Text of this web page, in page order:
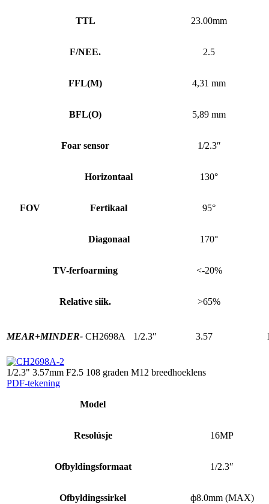
TTL 23.00mm
F/NEE. 2.5
FFL(M) 4,31 mm
BFL(O) 5,89 mm
Foar sensor 1/2.3″
FOV
Horizontaal 130°
Fertikaal 95°
Diagonaal 170°
TV-ferfoarming <-20%
Relative siik. >65%
MEAR+MINDER- CH2698A 1/2.3″ 3.57
1/2.3" 3.57mm F2.5 108 graden M12 breedhoeklens
PDF-tekening
Model
Resolúsje 16MP
Ofbyldingsformaat 1/2.3″
Ofbyldingssirkel ф8.0mm (MAX)